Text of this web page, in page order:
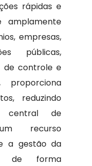
rápidas e
amplamente
empresas,
públicas,
de controle e
proporciona
reduzindo
central de
recurso
a gestão da
de forma